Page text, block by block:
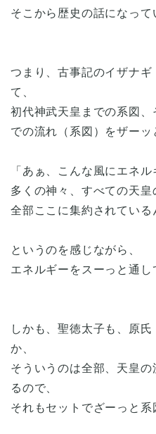
そこから歴史の話になって
つまり、古事記のイザナ
て、
初代神武天皇までの系図、
での流れ（系図）をザーッ
「あぁ、こんな風にエネ
多くの神々、すべての天皇
全部ここに集約されている
というのを感じながら、
エネルギーをスーっと通し
しかも、聖徳太子も、原
か、
そういうのは全部、天皇
るので、
それもセットでざーっと系